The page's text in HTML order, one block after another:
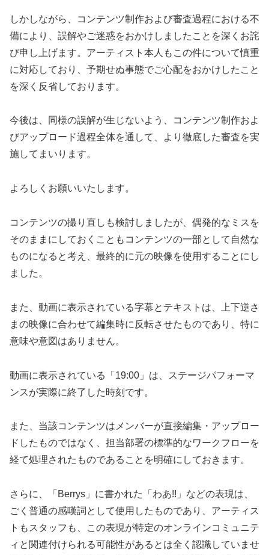
しかしながら、コンテンツ制作および審査過程における不
備により、誤解やご迷惑をおかけしましたことを深くお詫
び申し上げます。アーティスト本人もこの件について慎重
に対応しており、予期せぬ事態でご心配をおかけしたこと
を深く反省しております。
今後は、同様の誤解が生じないよう、コンテンツ制作およ
びアップロード過程全体を通して、より徹底した審査を実
施してまいります。
よろしくお願いいたします。
コンテンツの撮り直しも検討しましたが、偶発的なミスを
そのままにしておくこともコンテンツの一部として自然な
ものになると考え、最終的に元の映像を使用することにし
ました。
また、動画に表示されている字幕とテキストは、上下逆さ
まの映像に合わせて編集時に反転させたものであり、特に
意味や意図はありません。
動画に表示されている「19:00」は、ステージパフォーマ
ンスが実際に終了した時刻です。
また、当該コンテンツはメンバーが直接編集・アップロー
ドしたものではなく、担当部署の標準的なワークフローを
経て処理されたものであることを明確にしておきます。
さらに、「Berrys」に書かれた「わあ!!」などの表現は、
ごく普通の感嘆詞として使用したものであり、アーティス
トもスタッフも、この表現が特定のオンラインコミュニテ
ィと関連付けられる可能性があるとは全く認識していませ